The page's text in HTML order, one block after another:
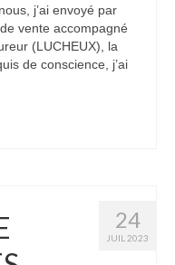
j’ai envoyé par
vente accompagné
(LUCHEUX), la
de conscience, j’ai
24
JUIL 2023